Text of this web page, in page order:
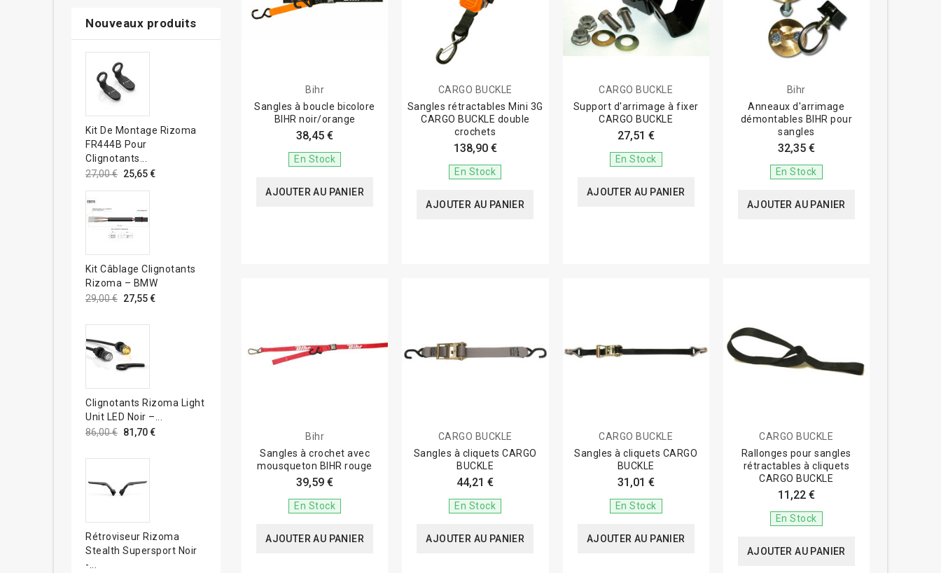
Nouveaux produits
Kit De Montage Rizoma
FR444B Pour
Clignotants...
27,00 € 25,65 €
Kit Câblage Clignotants
Rizoma – BMW
29,00 € 27,55 €
Clignotants Rizoma Light
Unit LED Noir –...
86,00 € 81,70 €
Rétroviseur Rizoma
Stealth Supersport Noir
-...
Bihr
Sangles à boucle bicolore
BIHR noir/orange
38,45 €
En Stock
AJOUTER AU PANIER
CARGO BUCKLE
Sangles rétractables Mini 3G
CARGO BUCKLE double
crochets
138,90 €
En Stock
AJOUTER AU PANIER
CARGO BUCKLE
Support d'arrimage à fixer
CARGO BUCKLE
27,51 €
En Stock
AJOUTER AU PANIER
Bihr
Anneaux d'arrimage
démontables BIHR pour
sangles
32,35 €
En Stock
AJOUTER AU PANIER
Bihr
Sangles à crochet avec
mousqueton BIHR rouge
39,59 €
En Stock
AJOUTER AU PANIER
CARGO BUCKLE
Sangles à cliquets CARGO
BUCKLE
44,21 €
En Stock
AJOUTER AU PANIER
CARGO BUCKLE
Sangles à cliquets CARGO
BUCKLE
31,01 €
En Stock
AJOUTER AU PANIER
CARGO BUCKLE
Rallonges pour sangles
rétractables à cliquets
CARGO BUCKLE
11,22 €
En Stock
AJOUTER AU PANIER